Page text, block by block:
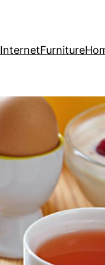
InternetFurniture